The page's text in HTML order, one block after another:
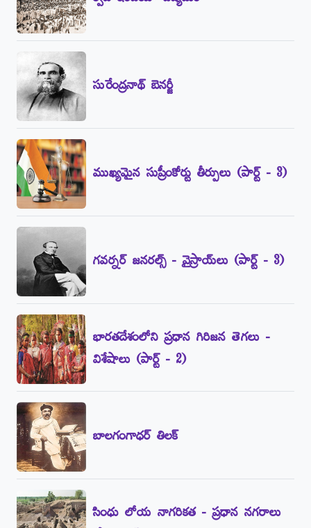
సురేంద్రనాథ్‌ బెనర్జీ
ముఖ్యమైన సుప్రీంకోర్టు తీర్పులు (పార్ట్‌ - 3)
గవర్నర్‌ జనరల్స్‌ - వైస్రాయ్‌లు (పార్ట్‌ - 3)
భారతదేశంలోని ప్రధాన గిరిజన తెగలు -
విశేషాలు (పార్ట్‌ - 2)
బాలగంగాధర్‌ తిలక్‌
సింధు లోయ నాగరికత - ప్రధాన నగరాలు